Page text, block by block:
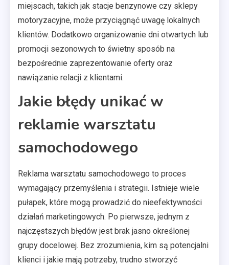
miejscach, takich jak stacje benzynowe czy sklepy
motoryzacyjne, może przyciągnąć uwagę lokalnych
klientów. Dodatkowo organizowanie dni otwartych lub
promocji sezonowych to świetny sposób na
bezpośrednie zaprezentowanie oferty oraz
nawiązanie relacji z klientami.
Jakie błędy unikać w
reklamie warsztatu
samochodowego
Reklama warsztatu samochodowego to proces
wymagający przemyślenia i strategii. Istnieje wiele
pułapek, które mogą prowadzić do nieefektywności
działań marketingowych. Po pierwsze, jednym z
najczęstszych błędów jest brak jasno określonej
grupy docelowej. Bez zrozumienia, kim są potencjalni
klienci i jakie mają potrzeby, trudno stworzyć